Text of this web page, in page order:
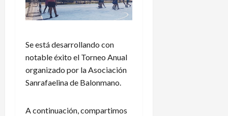
Se está desarrollando con
notable éxito el Torneo Anual
organizado por la Asociación
Sanrafaelina de Balonmano.
A continuación, compartimos